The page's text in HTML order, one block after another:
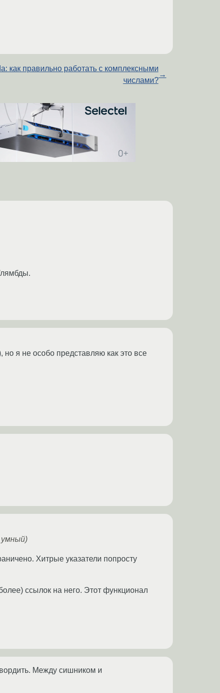
как правильно работать с комплексными
числами?
→
лямбды.
я не особо представляю как это все
Хитрые указатели попросту
ссылок на него. Этот функционал
Между сишником и